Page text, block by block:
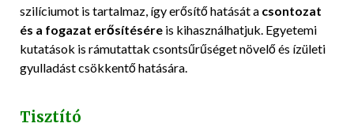
szilíciumot is tartalmaz, így erősítő hatását a csontozat
és a fogazat erősítésére is kihasználhatjuk. Egyetemi
kutatások is rámutattak csontsűrűséget növelő és ízületi
gyulladást csökkentő hatására.
Tisztító